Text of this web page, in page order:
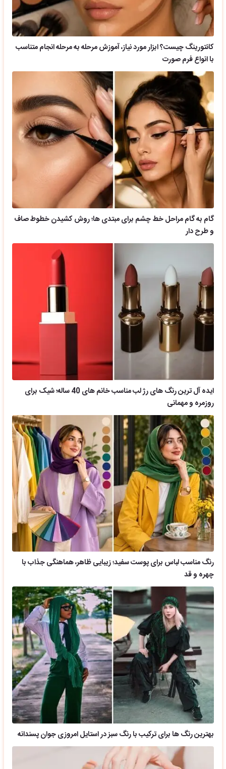
کانتورینگ چیست؟ ابزار مورد نیاز، آموزش مرحله به مرحله انجام متناسب
با انواع فرم صورت
گام به گام مراحل خط چشم برای مبتدی ها؛ روش کشیدن خطوط صاف
و طرح دار
ایده آل ترین رنگ های رژ لب مناسب خانم های 40 ساله؛ شیک برای
روزمره و مهمانی
رنگ مناسب لباس برای پوست سفید؛ زیبایی ظاهر، هماهنگی جذاب با
چهره و قد
بهترین رنگ ها برای ترکیب با رنگ سبز در استایل امروزی جوان پسندانه